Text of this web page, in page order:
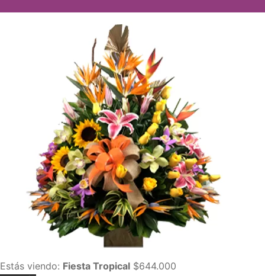
Estás viendo: Fiesta Tropical $644.000